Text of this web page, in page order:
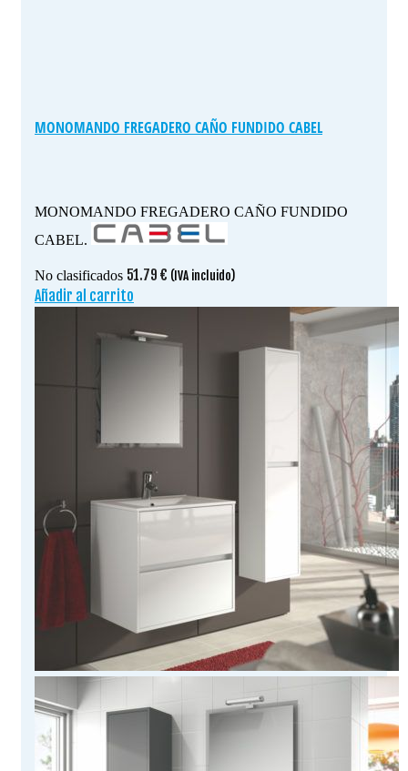
MONOMANDO FREGADERO CAÑO FUNDIDO CABEL
MONOMANDO FREGADERO CAÑO FUNDIDO
CABEL.
No clasificados 51.79 € (IVA incluido)
Añadir al carrito